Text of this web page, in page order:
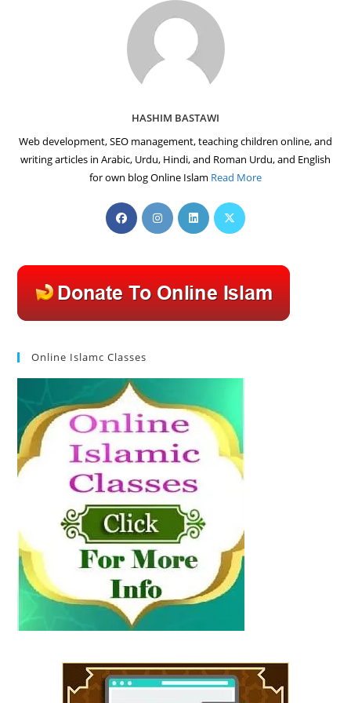
HASHIM BASTAWI
Web development, SEO management, teaching children online, and
writing articles in Arabic, Urdu, Hindi, and Roman Urdu, and English
for own blog Online Islam Read More
Opens
in
new
tab
Opens
in
new
tab
Opens
in
new
tab
Opens
new
tab
Online Islamc Classes